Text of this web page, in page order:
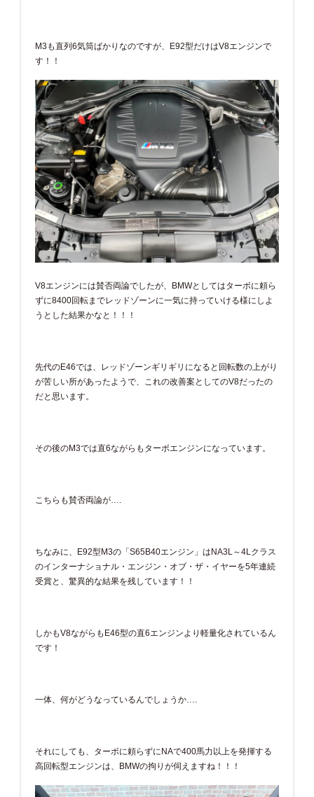
M3も直列6気筒ばかりなのですが、E92型だけはV8エンジンで
す！！
V8エンジンには賛否両論でしたが、BMWとしてはターボに頼ら
ずに8400回転までレッドゾーンに一気に持っていける様にしよ
うとした結果かなと！！！
先代のE46では、レッドゾーンギリギリになると回転数の上がり
が苦しい所があったようで、これの改善案としてのV8だったの
だと思います。
その後のM3では直6ながらもターボエンジンになっています。
こちらも賛否両論が….
ちなみに、E92型M3の「S65B40エンジン」はNA3L～4Lクラス
のインターナショナル・エンジン・オブ・ザ・イヤーを5年連続
受賞と、驚異的な結果を残しています！！
しかもV8ながらもE46型の直6エンジンより軽量化されているん
です！
一体、何がどうなっているんでしょうか….
それにしても、ターボに頼らずにNAで400馬力以上を発揮する
高回転型エンジンは、BMWの拘りが伺えますね！！！